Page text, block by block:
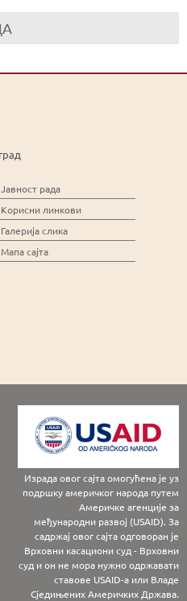
Јавност рада
Корисни линкови
Галерија слика
Мапа сајта
Израда овог сајта омогућена је уз
подршку америчког народа путем
Америчке агенције за
међународни развој (USAID). За
садржај овог сајта одговоран је
Врховни касациони суд - Врховни
суд и он не мора нужно одржавати
ставове USAID-а или Владе
Сједињених Америчких Држава.